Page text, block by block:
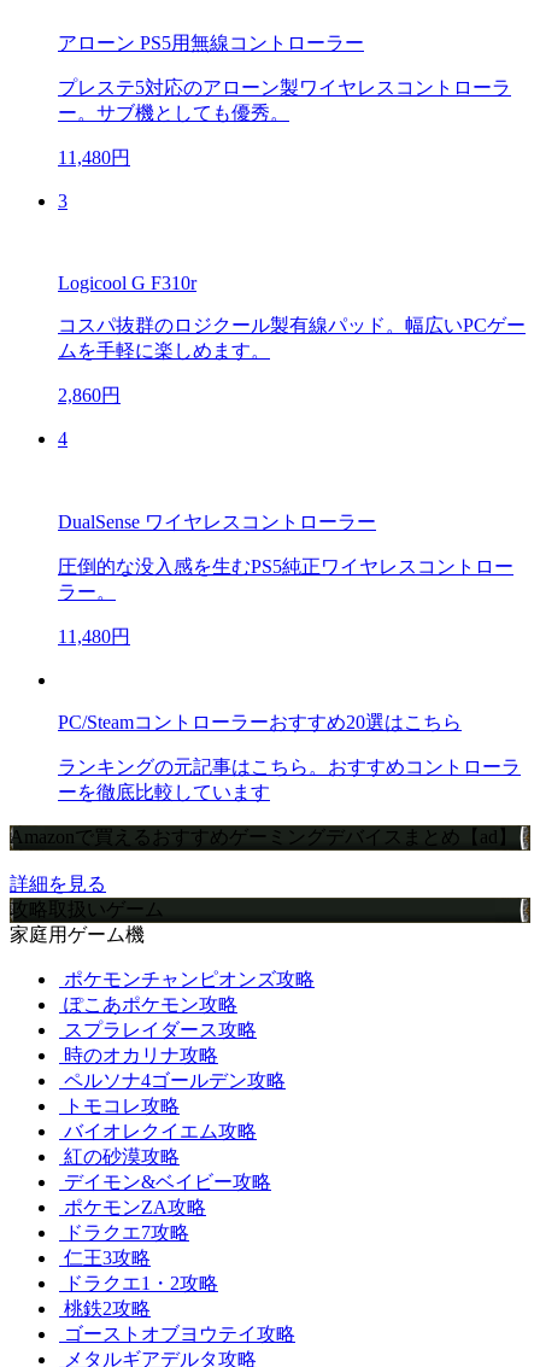
アローン PS5用無線コントローラー
プレステ5対応のアローン製ワイヤレスコントローラ
ー。サブ機としても優秀。
11,480円
3
Logicool G F310r
コスパ抜群のロジクール製有線パッド。幅広いPCゲー
ムを手軽に楽しめます。
2,860円
4
DualSense ワイヤレスコントローラー
圧倒的な没入感を生むPS5純正ワイヤレスコントロー
ラー。
11,480円
PC/Steamコントローラーおすすめ20選はこちら
ランキングの元記事はこちら。おすすめコントローラ
ーを徹底比較しています
Amazonで買えるおすすめゲーミングデバイスまとめ【ad】
詳細を見る
攻略取扱いゲーム
家庭用ゲーム機
ポケモンチャンピオンズ攻略
ぽこあポケモン攻略
スプラレイダース攻略
時のオカリナ攻略
ペルソナ4ゴールデン攻略
トモコレ攻略
バイオレクイエム攻略
紅の砂漠攻略
デイモン&ベイビー攻略
ポケモンZA攻略
ドラクエ7攻略
仁王3攻略
ドラクエ1・2攻略
桃鉄2攻略
ゴーストオブヨウテイ攻略
メタルギアデルタ攻略